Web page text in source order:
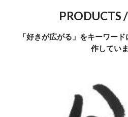
PRODUCTS
「好きが広がる」をキーワー
作してい